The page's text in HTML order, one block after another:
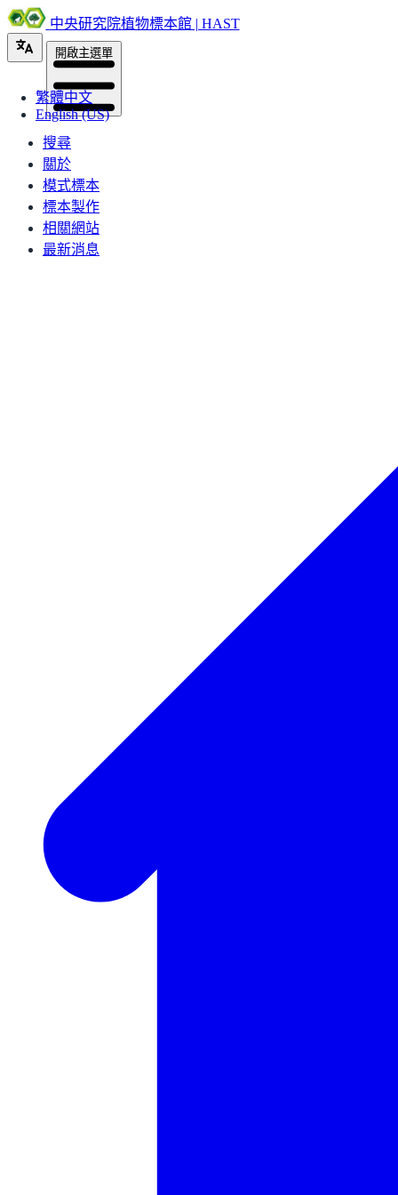
中央研究院植物標本館 | HAST
繁體中文
English (US)
開啟主選單
搜尋
關於
模式標本
標本製作
相關網站
最新消息